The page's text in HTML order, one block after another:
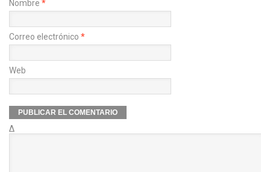
Nombre *
Correo electrónico *
Web
Δ